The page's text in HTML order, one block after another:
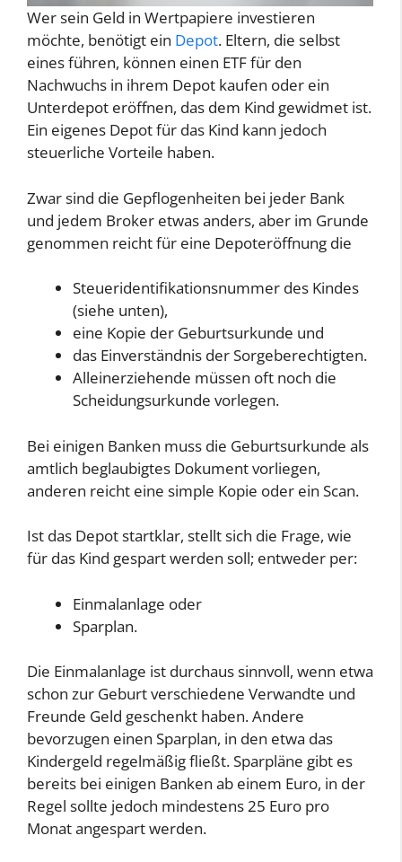
Wer sein Geld in Wertpapiere investieren
möchte, benötigt ein Depot. Eltern, die selbst
eines führen, können einen ETF für den
Nachwuchs in ihrem Depot kaufen oder ein
Unterdepot eröffnen, das dem Kind gewidmet ist.
Ein eigenes Depot für das Kind kann jedoch
steuerliche Vorteile haben.
Zwar sind die Gepflogenheiten bei jeder Bank
und jedem Broker etwas anders, aber im Grunde
genommen reicht für eine Depoteröffnung die
Steueridentifikationsnummer des Kindes
(siehe unten),
eine Kopie der Geburtsurkunde und
das Einverständnis der Sorgeberechtigten.
Alleinerziehende müssen oft noch die
Scheidungsurkunde vorlegen.
Bei einigen Banken muss die Geburtsurkunde als
amtlich beglaubigtes Dokument vorliegen,
anderen reicht eine simple Kopie oder ein Scan.
Ist das Depot startklar, stellt sich die Frage, wie
für das Kind gespart werden soll; entweder per:
Einmalanlage oder
Sparplan.
Die Einmalanlage ist durchaus sinnvoll, wenn etwa
schon zur Geburt verschiedene Verwandte und
Freunde Geld geschenkt haben. Andere
bevorzugen einen Sparplan, in den etwa das
Kindergeld regelmäßig fließt. Sparpläne gibt es
bereits bei einigen Banken ab einem Euro, in der
Regel sollte jedoch mindestens25 Euro pro
Monat angespart werden.